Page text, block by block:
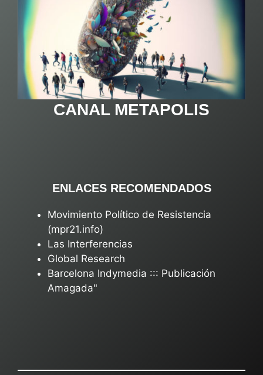
CANAL METAPOLIS
ENLACES RECOMENDADOS
Movimiento Político de Resistencia
(mpr21.info)
Las Interferencias
Global Research
Barcelona Indymedia ::: Publicación
Amagada"